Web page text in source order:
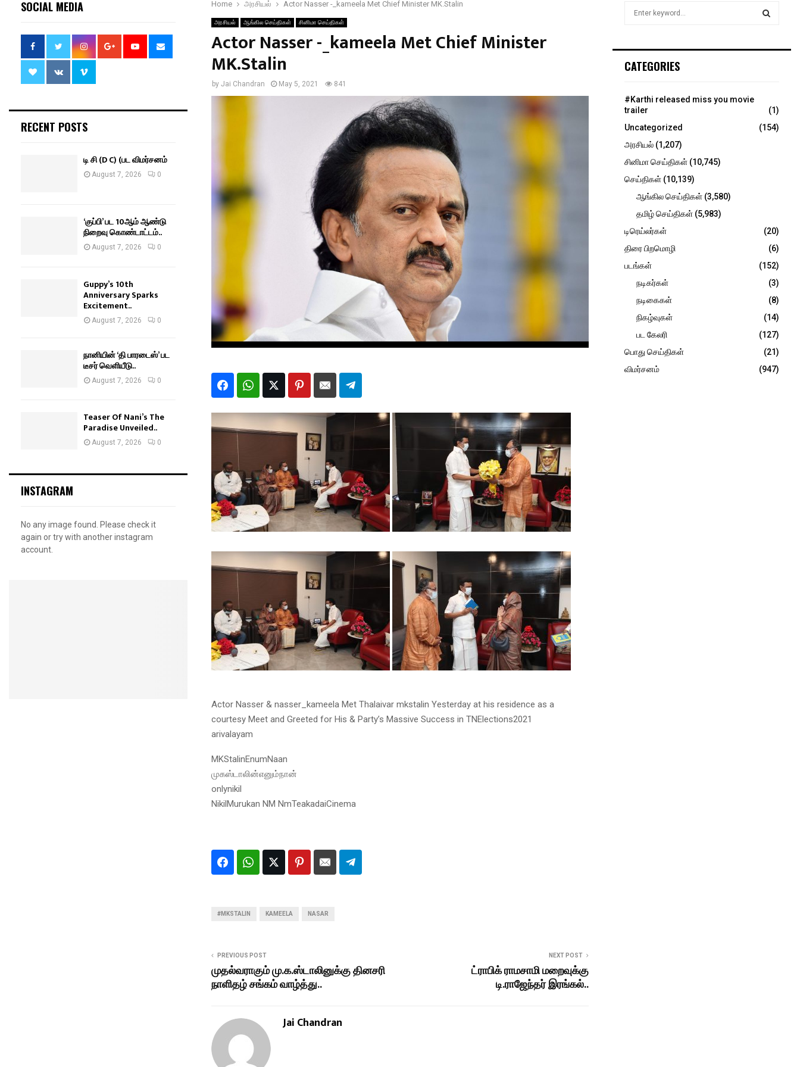
Home அரசியல் Actor Nasser -_kameela Met Chief Minister MK.Stalin
அரசியல் ஆங்கில செய்திகள் சினிமா செய்திகள்
Actor Nasser -_kameela Met Chief Minister
MK.Stalin
by Jai Chandran May 5, 2021 841
Actor Nasser & nasser_kameela Met Thalaivar mkstalin Yesterday at his residence as a
courtesy Meet and Greeted for His & Party’s Massive Success in TNElections2021
arivalayam
MKStalinEnumNaan
முகஸ்டாலின்எனும்நான்
onlynikil
NikilMurukan NM NmTeakadaiCinema
#MKSTALIN KAMEELA NASAR
PREVIOUS POST
முதல்வராகும் மு.க.ஸ்டாலினுக்கு தினசரி
நாளிதழ் சங்கம் வாழ்த்து..
NEXT POST
ட்ராபிக் ராமசாமி மறைவுக்கு
டி.ராஜேந்தர் இரங்கல்..
Jai Chandran
SOCIAL MEDIA
RECENT POSTS
டி சி (D C) (பட விமர்சனம்
August 7, 2026 0
‘குப்பி’ பட 10ஆம் ஆண்டு
நிறைவு கொண்டாட்டம்..
August 7, 2026 0
Guppy’s 10th
Anniversary Sparks
Excitement..
August 7, 2026 0
நானியின் ‘தி பாரடைஸ்’ பட
டீசர் வெளியீடு..
August 7, 2026 0
Teaser Of Nani’s The
Paradise Unveiled..
August 7, 2026 0
INSTAGRAM
No any image found. Please check it
again or try with another instagram
account.
h
o
r
C
CATEGORIES
#Karthi released miss you movie
trailer
(1)
Uncategorized
(154)
அரசியல் (1,207)
சினிமா செய்திகள் (10,745)
செய்திகள் (10,139)
ஆங்கில செய்திகள் (3,580)
தமிழ் செய்திகள் (5,983)
டிரெய்லர்கள்
(20)
திரை பிறமொழி
(6)
படங்கள்
(152)
நடிகர்கள்
(3)
நடிகைகள்
(8)
நிகழ்வுகள்
(14)
பட கேலரி
(127)
பொது செய்திகள்
(21)
விமர்சனம்
(947)